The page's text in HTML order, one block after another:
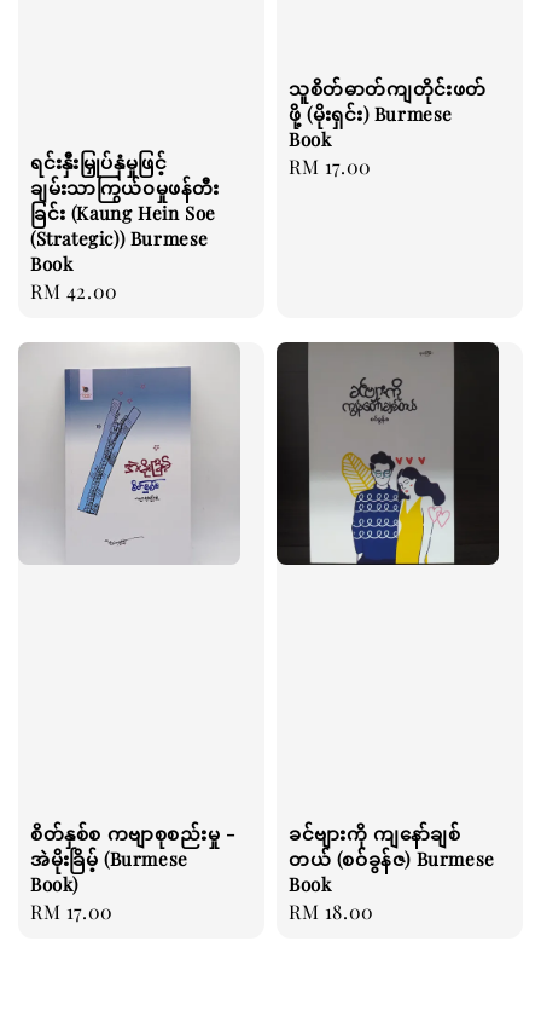
ရင်းနှီးမြှုပ်နှံမှုဖြင့်
ချမ်းသာကြွယ်၀မှုဖန်တီး
ခြင်း (Kaung Hein Soe
(Strategic)) Burmese
Book
Regular
RM 42.00
သူစိတ်ဓာတ်ကျတိုင်းဖတ်
ဖို့ (မိုးရှင်း) Burmese
Book
Regular
RM 17.00
စိတ်နှစ်စ ကဗျာစုစည်းမှု -
အဲမိုးခြိမ့် (Burmese
Book)
Regular
RM 17.00
ခင်ဗျားကို ကျနော်ချစ်
တယ် (စဝ်ခွန်ဇ) Burmese
Book
Regular
RM 18.00